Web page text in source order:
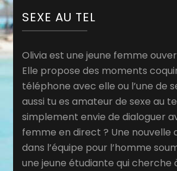
SEXE AU TEL
Olivia est une jeune femme
Elle propose des moments
téléphone avec elle ou l’une de
aussi tu es amateur de sexe au
simplement envie de dialoguer
femme en direct ? Une nouvelle
dans l’équipe pour l’homme
une jeune étudiante qui cherche